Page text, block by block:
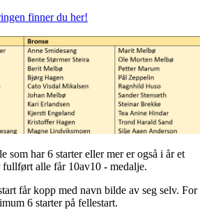
finner du her!
som har 6 starter eller mer er også i år et
fullført alle får 10av10 - medalje.
får kopp med navn bilde av seg selv. For
6 starter på fellestart.